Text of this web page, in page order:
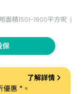
面積1501-1900平方呎
保
了解詳情
優惠 *。